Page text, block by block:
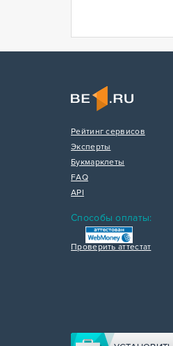
Рейтинг сервисов
Эксперты
Букмарклеты
FAQ
API
Способы оплаты:
Проверить аттестат